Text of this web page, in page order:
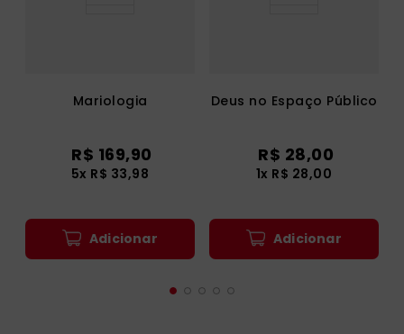
Mariologia
R$ 169,90
5x R$ 33,98
Adicionar
Deus no Espaço Público
R$ 28,00
1x R$ 28,00
Adicionar